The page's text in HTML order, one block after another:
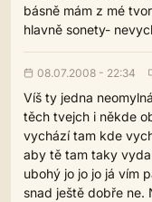
básně mám z mé
hlavně sonety-
08.07.2008 - 22:34
Víš ty jedna
těch tvejch i někde
vychází tam kde
aby tě tam taky
ubohý jo jo jo já vím
snad ještě dobře ne.